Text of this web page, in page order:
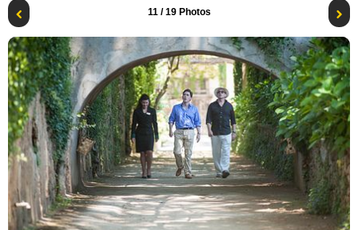
11/ 19 Photos